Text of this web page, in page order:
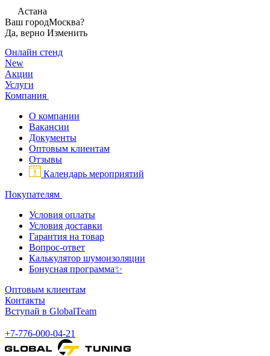
Астана
Ваш городМосква?
Да, верно Изменить
Онлайн стенд
New
Акции
Услуги
Компания
О компании
Вакансии
Документы
Оптовым клиентам
Отзывы
Календарь мероприятий
Покупателям
Условия оплаты
Условия доставки
Гарантия на товар
Вопрос-ответ
Калькулятор шумоизоляции
Бонусная программа✨
Оптовым клиентам
Контакты
Вступай в GlobalTeam
+7-776-000-04-21